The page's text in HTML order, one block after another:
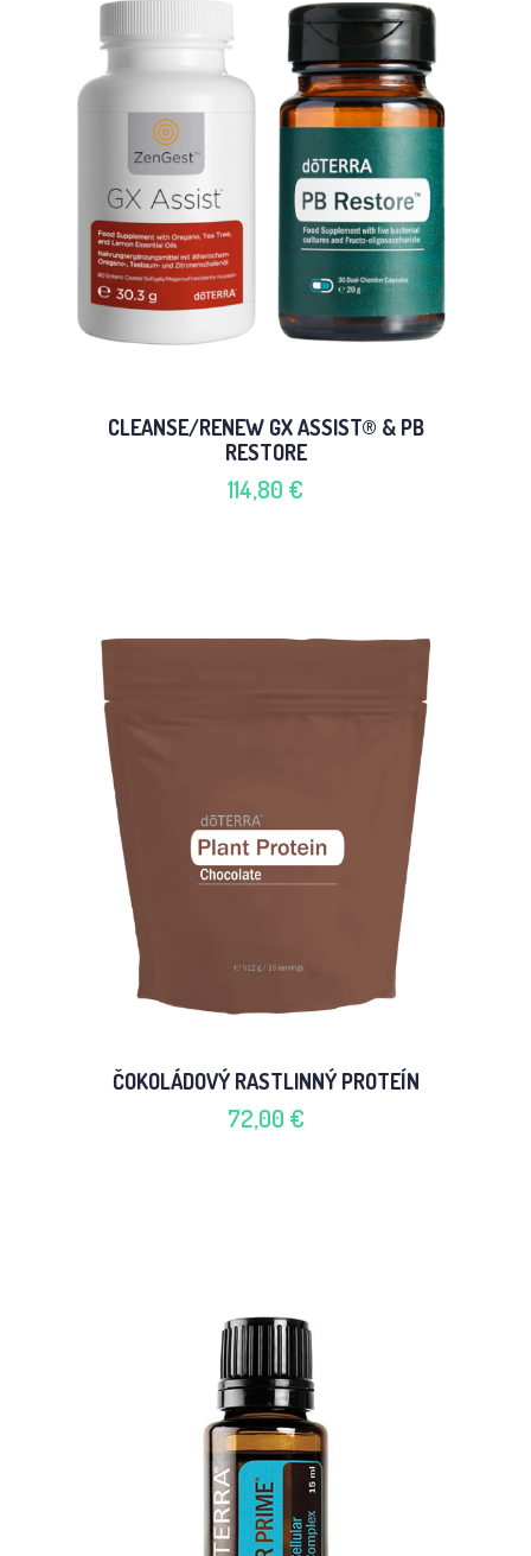
CLEANSE/RENEW GX ASSIST® & PB
RESTORE
114,80 €
ČOKOLÁDOVÝ RASTLINNÝ PROTEÍN
72,00 €